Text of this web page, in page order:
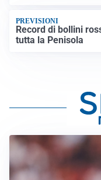
PREVISIONI
Record di bollini
tutta la Penisola